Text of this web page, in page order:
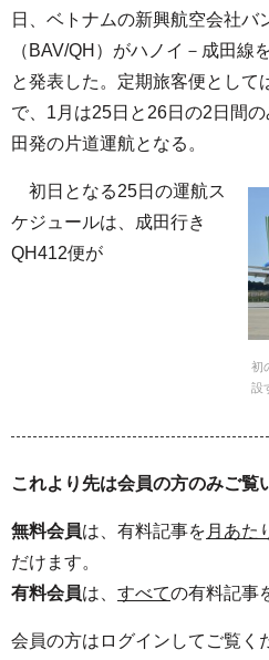
日、ベトナムの新興航空会社バ
（BAV/QH）がハノイ－成田線
と発表した。定期旅客便として
で、1月は25日と26日の2日間
田発の片道運航となる。
初
設
初日となる25日の運航ス
ケジュールは、成田行き
QH412便が
これより先は会員の方のみご覧
無料会員は、有料記事を 月あた
だけます。
有料会員は、 すべての有料記事
会員の方はログインしてご覧く